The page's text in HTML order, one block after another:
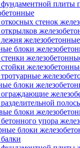
плиты
стенок
железобетонные
блоки
блоки
блоки
упора
блоки